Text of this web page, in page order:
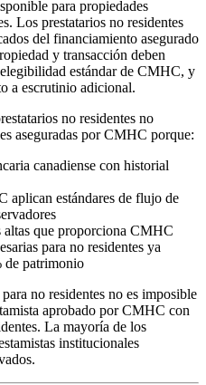
para propiedades
Los prestatarios no residentes
del financiamiento asegurado
y transacción deben
estándar de CMHC, y
a escrutinio adicional.
no residentes no
aseguradas por CMHC porque:
canadiense con historial
aplican estándares de flujo de
que proporciona CMHC
para no residentes ya
de patrimonio
no residentes no es imposible
aprobado por CMHC con
La mayoría de los
institucionales